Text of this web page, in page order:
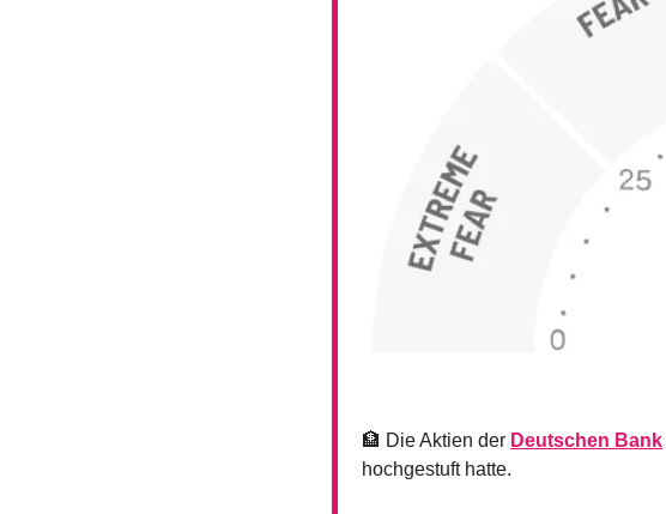
🏦 Die Aktien der Deutschen Bank
hochgestuft hatte.